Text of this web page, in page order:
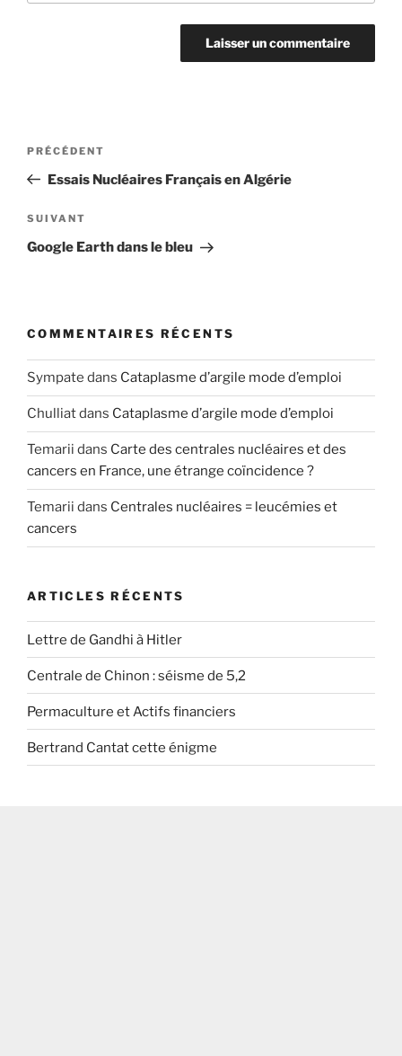
Navigation
l’article
Article
précédent
PRÉCÉDENT
Essais Nucléaires Français en Algérie
Article
suivant
SUIVANT
Google Earth dans le bleu
COMMENTAIRES RÉCENTS
Sympate dans Cataplasme d’argile mode d’emploi
Chulliatdans Cataplasme d’argile mode d’emploi
Temarii dans Carte des centrales nucléaires et des
cancers en France, une étrange coïncidence ?
Temarii dans Centrales nucléaires = leucémies et
cancers
ARTICLES RÉCENTS
Lettre de Gandhi à Hitler
Centrale de Chinon : séisme de 5,2
Permaculture et Actifs financiers
Bertrand Cantat cette énigme